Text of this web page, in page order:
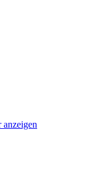
anzeigen